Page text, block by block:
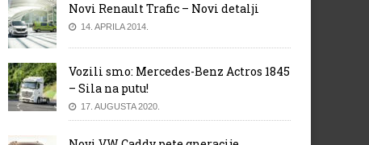
Novi Renault Trafic – Novi detalji
14. APRILA 2014.
Vozili smo: Mercedes-Benz Actros 1845
– Sila na putu!
17. AUGUSTA 2020.